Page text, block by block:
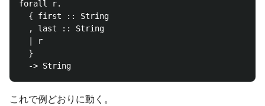
forall r.
  { first :: String
  , last :: String
  | r
  }
これで例どおりに動く。